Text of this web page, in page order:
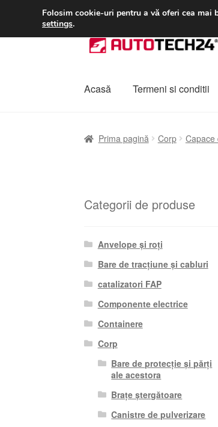
LIVRARE de la 33 lei
Sari
la
Sari
la
Acasă Termeni si conditii
Prima pagină Corp Capace
Categorii de produse
Anvelope și roți
Bare de tracțiune și cabluri
catalizatori FAP
Componente electrice
Containere
Corp
Bare de protecție și părți
ale acestora
Brațe ștergătoare
Canistre de pulverizare
Folosim cookie-uri pentru a vă oferi cea mai
settings.